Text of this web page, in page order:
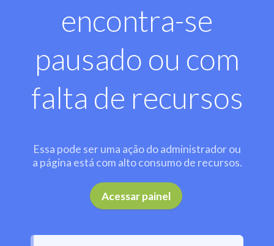
encontra-se
pausado ou com
falta de recursos
Essa pode ser uma ação do administrador ou
a página está com alto consumo de recursos.
Acessar painel .